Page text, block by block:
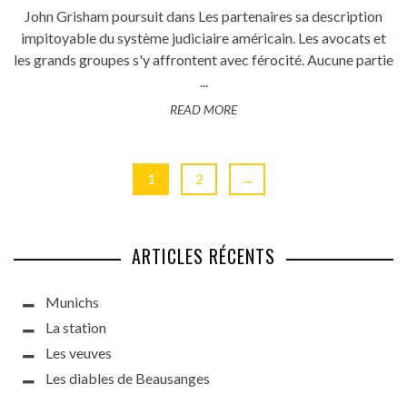
John Grisham poursuit dans Les partenaires sa description
impitoyable du système judiciaire américain. Les avocats et
les grands groupes s'y affrontent avec férocité. Aucune partie
...
READ MORE
1 2 →
ARTICLES RÉCENTS
Munichs
La station
Les veuves
Les diables de Beausanges